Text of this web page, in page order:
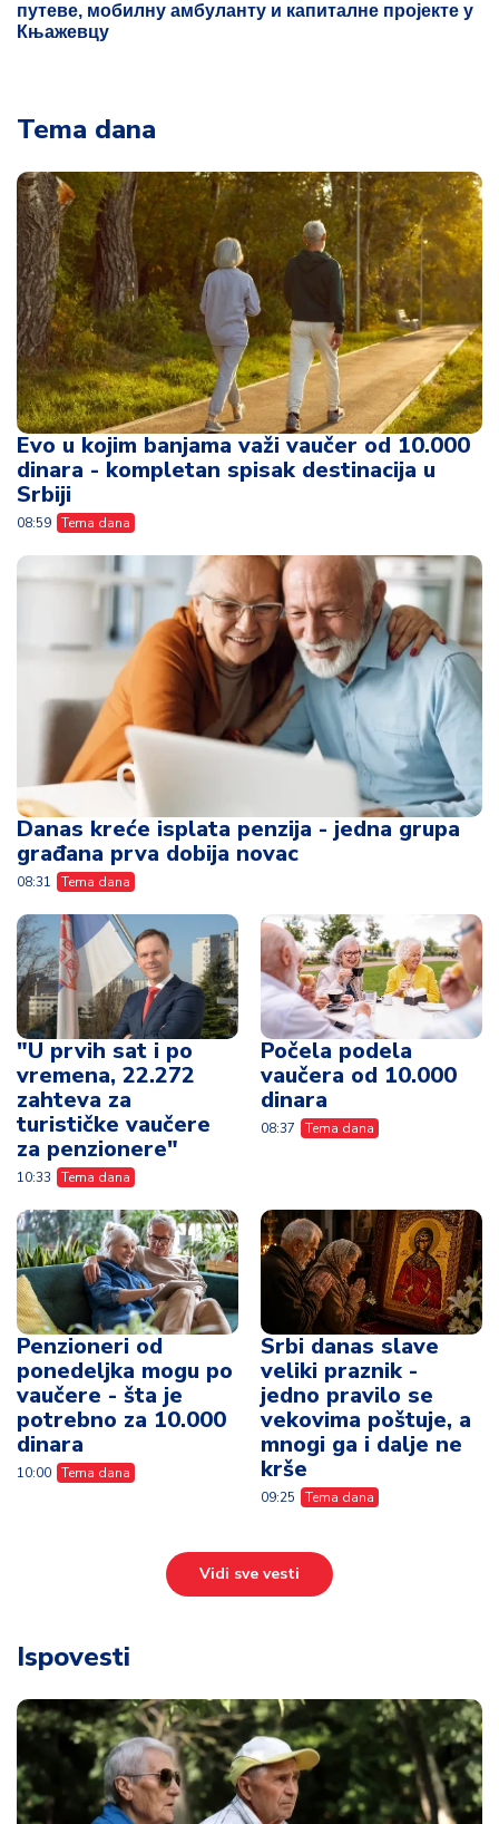
путеве, мобилну амбуланту и капиталне пројекте у
Књажевцу
Tema dana
Evo u kojim banjama važi vaučer od 10.000
dinara - kompletan spisak destinacija u
Srbiji
08:59 Tema dana
Danas kreće isplata penzija - jedna grupa
građana prva dobija novac
08:31 Tema dana
"U prvih sat i po
vremena, 22.272
zahteva za
turističke vaučere
za penzionere"
10:33 Tema dana
Počela podela
vaučera od 10.000
dinara
08:37 Tema dana
Penzioneri od
ponedeljka mogu po
vaučere - šta je
potrebno za 10.000
dinara
10:00 Tema dana
Srbi danas slave
veliki praznik -
jedno pravilo se
vekovima poštuje, a
mnogi ga i dalje ne
krše
09:25 Tema dana
Vidi sve vesti
Ispovesti